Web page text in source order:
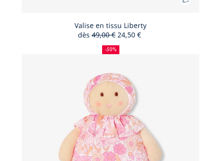
Ajouter
Valise en tissu Liberty
dès
50
%
de
Ancien
prix
:
49,00 €Nouveau
prix
:
24,50 €
-50%